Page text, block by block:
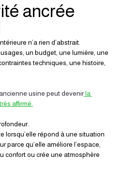
ancrée
n’a rien d’abstrait.
un budget, une lumière, une
techniques, une histoire,
usine peut devenir la
affirmé.
lorsqu’elle répond à une situation
parce qu’elle améliore l’espace,
confort ou crée une atmosphère